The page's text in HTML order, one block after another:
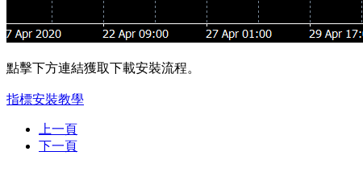
點擊下方連結獲取下載安裝流程。
指標安裝教學
上一頁
下一頁